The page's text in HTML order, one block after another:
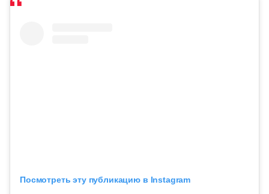
Посмотреть эту публикацию в Instagram